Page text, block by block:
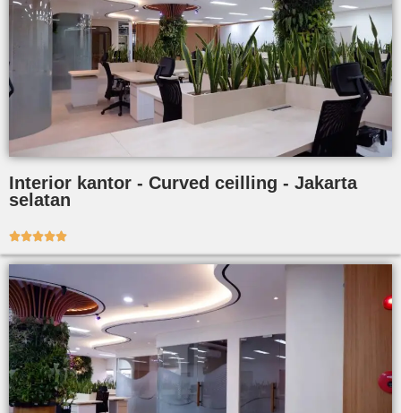
Interior kantor - Curved ceilling - Jakarta
selatan
